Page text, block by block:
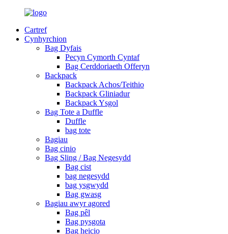
Cartref
Cynhyrchion
Bag Dyfais
Pecyn Cymorth Cyntaf
Bag Cerddoriaeth Offeryn
Backpack
Backpack Achos/Teithio
Backpack Gliniadur
Backpack Ysgol
Bag Tote a Duffle
Duffle
bag tote
Bagiau
Bag cinio
Bag Sling / Bag Negesydd
Bag cist
bag negesydd
bag ysgwydd
Bag gwasg
Bagiau awyr agored
Bag pêl
Bag pysgota
Bag heicio